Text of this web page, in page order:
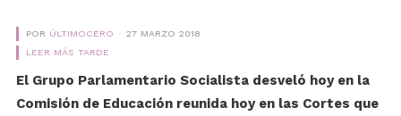
POR ÚLTIMOCERO
27 MARZO 2018
LEER MÁS TARDE
El Grupo Parlamentario Socialista desveló hoy en la
Comisión de Educación reunida hoy en las Cortes que